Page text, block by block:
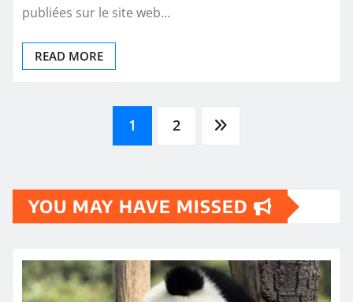
publiées sur le site web…
READ MORE
1 2
YOU MAY HAVE MISSED